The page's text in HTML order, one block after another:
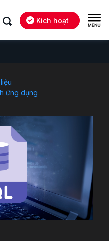
Kích hoạt
ứng dụng